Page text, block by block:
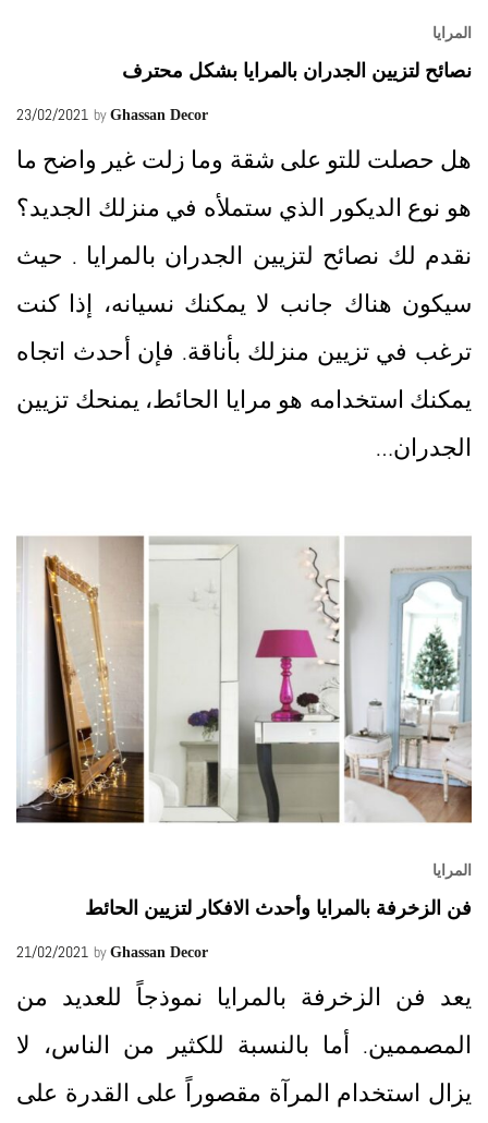
المرايا
نصائح لتزيين الجدران بالمرايا بشكل محترف
23/02/2021 by Ghassan Decor
هل حصلت للتو على شقة وما زلت غير واضح ما
هو نوع الديكور الذي ستملأه في منزلك الجديد؟
نقدم لك نصائح لتزيين الجدران بالمرايا . حيث
سيكون هناك جانب لا يمكنك نسيانه، إذا كنت
ترغب في تزيين منزلك بأناقة. فإن أحدث اتجاه
يمكنك استخدامه هو مرايا الحائط، يمنحك تزيين
الجدران…
المرايا
فن الزخرفة بالمرايا وأحدث الافكار لتزيين الحائط
21/02/2021 by Ghassan Decor
يعد فن الزخرفة بالمرايا نموذجاً للعديد من
المصممين. أما بالنسبة للكثير من الناس، لا
يزال استخدام المرآة مقصوراً على القدرة على